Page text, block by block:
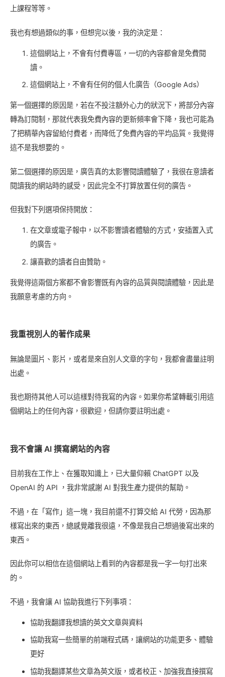
上課程等等。
我也有想過類似的事，但想完以後，我的決定是：
這個網站上，不會有付費專區，一切的內容都會是免費閱
讀。
這個網站上，不會有任何的個人化廣告（Google Ads）
第一個選擇的原因是，若在不投注額外心力的狀況下，將部分內容
轉為訂閱制，那就代表我免費內容的更新頻率會下降，我也可能為
了把精華內容留給付費者，而降低了免費內容的平均品質。我覺得
這不是我想要的。
第二個選擇的原因是，廣告真的太影響閱讀體驗了，我很在意讀者
閱讀我的網站時的感受，因此完全不打算放置任何的廣告。
但我對下列選項保持開放：
在文章或電子報中，以不影響讀者體驗的方式，安插置入式
的廣告。
讓喜歡的讀者自由贊助。
我覺得這兩個方案都不會影響既有內容的品質與閱讀體驗，因此是
我願意考慮的方向。
我重視別人的著作成果
無論是圖片、影片，或者是來自別人文章的字句，我都會盡量註明
出處。
我也期待其他人可以這樣對待我寫的內容。如果你希望轉載引用這
個網站上的任何內容，很歡迎，但請你要註明出處。
我不會讓 AI 撰寫網站的內容
目前我在工作上、在獲取知識上，已大量仰賴 ChatGPT 以及
OpenAI 的 API ，我非常感謝 AI 對我生產力提供的幫助。
不過，在「寫作」這一塊，我目前還不打算交給 AI 代勞，因為那
樣寫出來的東西，總感覺離我很遠，不像是我自己想過後寫出來的
東西。
因此你可以相信在這個網站上看到的內容都是我一字一句打出來
的。
不過，我會讓 AI 協助我進行下列事項：
協助我翻譯我想讀的英文文章與資料
協助我寫一些簡單的前端程式碼，讓網站的功能更多、體驗
更好
協助我翻譯某些文章為英文版，或者校正、加強我直接撰寫